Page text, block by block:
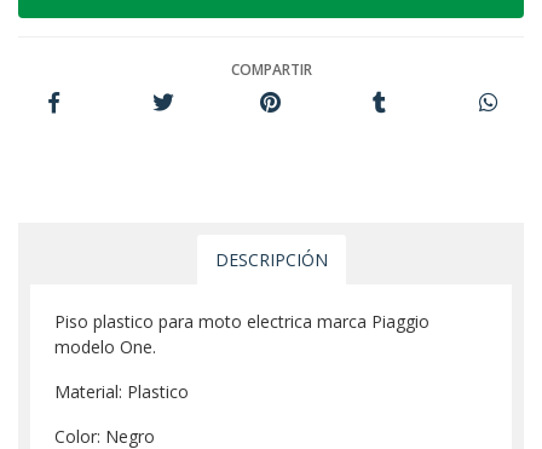
COMPARTIR
DESCRIPCIÓN
Piso plastico para moto electrica marca Piaggio
modelo One.
Material: Plastico
Color: Negro